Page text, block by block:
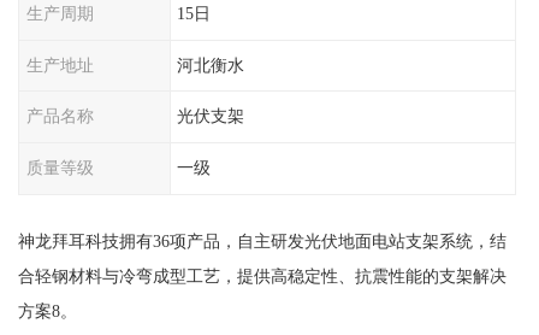
生产周期 15日
生产地址 河北衡水
产品名称 光伏支架
质量等级 一级
神龙拜耳科技拥有36项产品，自主研发光伏地面电站支架系统，结
合轻钢材料与冷弯成型工艺，提供高稳定性、抗震性能的支架解决
方案8。